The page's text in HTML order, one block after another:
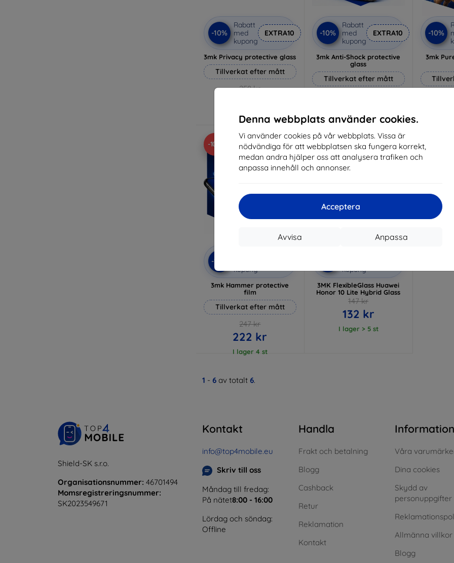
Denna webbplats använder cookies.
Vi använder cookies på vår webbplats. Vissa är
nödvändiga för att webbplatsen ska fungera korrekt,
medan andra hjälper oss att analysera trafiken och
anpassa innehåll och annonser.
Acceptera
Anpassa
Avvisa
-10%
Rabatt
med
kupong
EXTRA10
3mk Privacy protective glass
Tillverkat efter mått
258 kr
I lager 3 st
-10%
Rabatt
med
kupong
EXTRA10
3mk Anti-Shock protective
glass
Tillverkat efter mått
I lager > 5 st
-10%
3mk
I
-10%
-10%
kupong
3mk Hammer protective
film
Tillverkat efter mått
247 kr
222 kr
I lager 4 st
-10%
kupong
3MK FlexibleGlass Huawei
Honor 10 Lite Hybrid Glass
147 kr
132 kr
I lager > 5 st
1 - 6 av totalt 6.
Shield-SK s.r.o.
Organisationsnummer: 46701494
Momsregistreringsnummer:
SK2023549671
Kontakt
info@top4mobile.eu
Skriv till oss
Måndag till fredag:
På nätet8:00 - 16:00
Lördag och söndag:
Offline
Handla
Frakt och betalning
Blogg
Cashback
Retur
Reklamation
Kontakt
Information
Våra
Dina cookies
Skydd av
personuppgifter
Allmänna villkor
Blogg